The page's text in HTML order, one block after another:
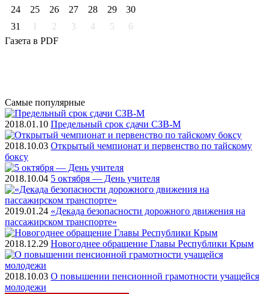
24
25 26 27 28 29
30
31
1 2 3 4 5
6
Газета в PDF
Самые популярные
2018.01.10 Предельный срок сдачи СЗВ-М
2018.10.03 Открытый чемпионат и первенство по тайскому
боксу
2018.10.04 5 октября — День учителя
2019.01.24 «Декада безопасности дорожного движения на
пассажирском транспорте»
2018.12.29 Новогоднее обращение Главы Республики Крым
2018.10.03 О повышении пенсионной грамотности учащейся
молодежи